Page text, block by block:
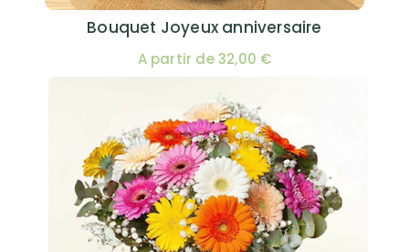
Bouquet Joyeux anniversaire
A partir de 32,00 €